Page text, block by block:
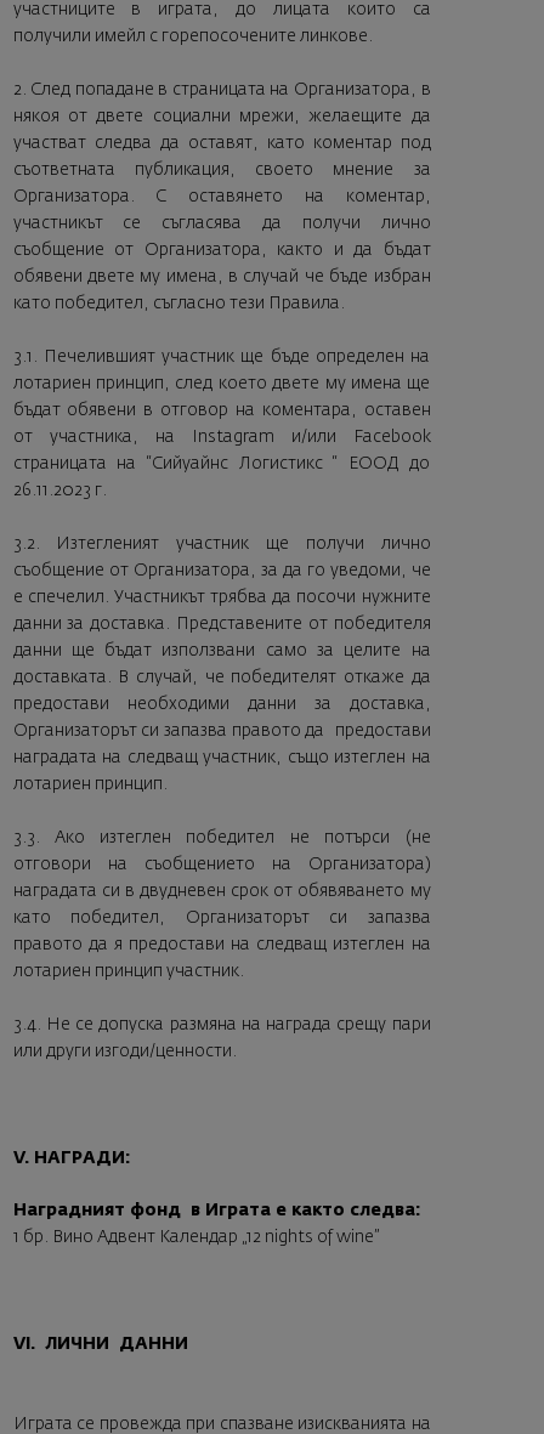
участниците в играта, до лицата които са
получили имейл с горепосочените линкове.
2. След попадане в страницата на Организатора, в
някоя от двете социални мрежи, желаещите да
участват следва да оставят, като коментар под
съответната публикация, своето мнение за
Организатора. С оставянето на коментар,
участникът се съгласява да получи лично
съобщение от Организатора, както и да бъдат
обявени двете му имена, в случай че бъде избран
като победител, съгласно тези Правила.
3.1. Печелившият участник ще бъде определен на
лотариен принцип, след което двете му имена ще
бъдат обявени в отговор на коментара, оставен
от участника, на Instagram и/или Facebook
страницата на “Сийуайнс Логистикс “ ЕООД до
26.11.2023 г.
3.2. Изтегленият участник ще получи лично
съобщение от Организатора, за да го уведоми, че
е спечелил. Участникът трябва да посочи нужните
данни за доставка. Представените от победителя
данни ще бъдат използвани само за целите на
доставката. В случай, че победителят откаже да
предостави необходими данни за доставка,
Организаторът си запазва правото да предостави
наградата на следващ участник, също изтеглен на
лотариен принцип.
3.3. Ако изтеглен победител не потърси (не
отговори на съобщението на Организатора)
наградата си в двудневен срок от обявяването му
като победител, Организаторът си запазва
правото да я предостави на следващ изтеглен на
лотариен принцип участник.
3.4. Не се допуска размяна на награда срещу пари
или други изгоди/ценности.
V. НАГРАДИ:
Наградният фонд в Играта е както следва:
1 бр. Вино Адвент Календар „12 nights of wine”
VI. ЛИЧНИ ДАННИ
Играта се провежда при спазване изискванията на